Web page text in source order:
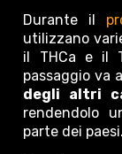
Durante il
utilizzano
il THCa e il
passaggio va
degli altri
rendendolo
parte dei paesi.